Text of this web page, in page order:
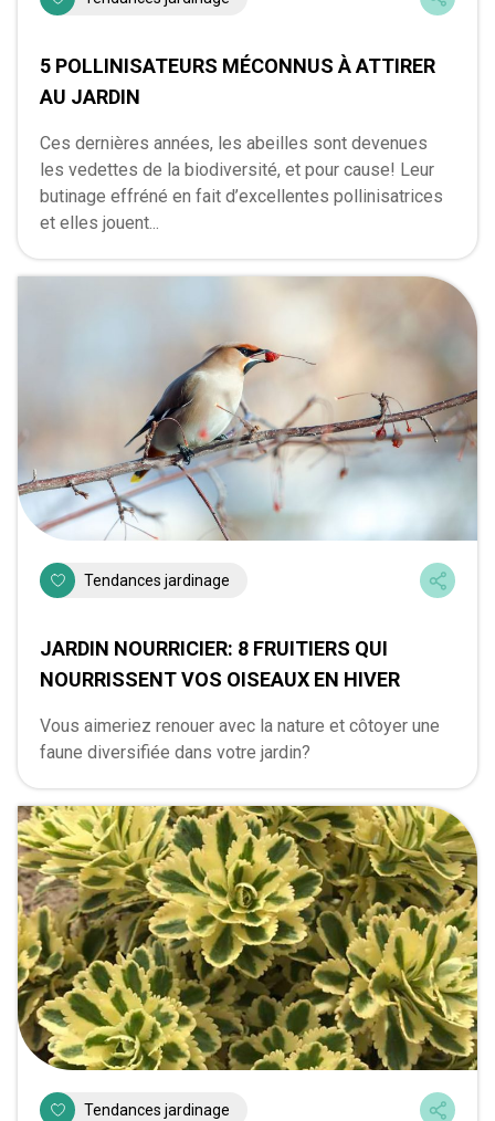
5 POLLINISATEURS MÉCONNUS À ATTIRER
AU JARDIN
Ces dernières années, les abeilles sont devenues
les vedettes de la biodiversité, et pour cause! Leur
butinage effréné en fait d’excellentes pollinisatrices
et elles jouent...
Tendances jardinage
JARDIN NOURRICIER: 8 FRUITIERS QUI
NOURRISSENT VOS OISEAUX EN HIVER
Vous aimeriez renouer avec la nature et côtoyer une
faune diversifiée dans votre jardin?
Tendances jardinage